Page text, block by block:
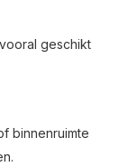
geschikt
binnenruimte